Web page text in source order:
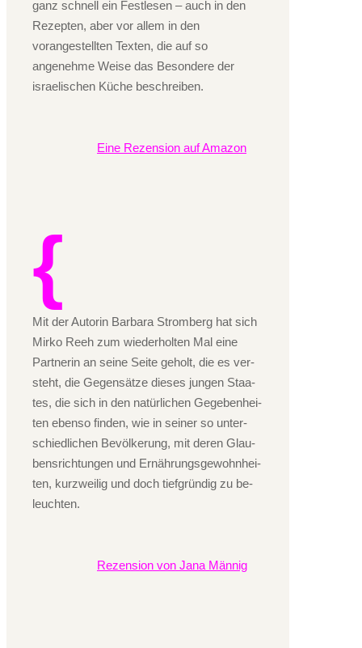
ganz schnell ein Festlesen – auch in den
Rezepten, aber vor allem in den
vorangestellten Texten, die auf so
angenehme Weise das Besondere der
israelischen Küche beschreiben.
Eine Rezension auf Amazon
Mit der Au­to­rin Bar­ba­ra Strom­berg hat sich
Mirko Reeh zum wie­der­hol­ten Mal eine
Part­ne­rin an seine Seite ge­holt, die es ver­
steht, die Ge­gen­sät­ze die­ses jun­gen Staa­
tes, die sich in den na­tür­li­chen Ge­ge­ben­hei­
ten eben­so fin­den, wie in sei­ner so un­ter­
schied­li­chen Be­völ­ke­rung, mit deren Glau­
bens­rich­tun­gen und Er­näh­rungs­ge­wohn­hei­
ten, kurz­wei­lig und doch tief­grün­dig zu be­
leuch­ten.
Rezension von Jana Männig